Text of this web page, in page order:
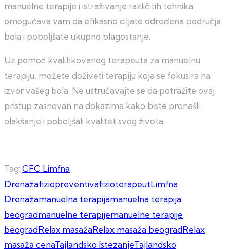
manuelne terapije i istraživanje različitih tehnika
omogućava vam da efikasno ciljate određena područja
bola i poboljšate ukupno blagostanje.
Uz pomoć kvalifikovanog terapeuta za manuelnu
terapiju, možete doživeti terapiju koja se fokusira na
izvor vašeg bola. Ne ustručavajte se da potražite ovaj
pristup zasnovan na dokazima kako biste pronašli
olakšanje i poboljšali kvalitet svog života.
Tag: CFC Limfna
DrenažafiziopreventivafizioterapeutLimfna
Drenažamanuelna terapijamanuelna terapija
beogradmanuelne terapijemanuelne terapije
beogradRelax masažaRelax masaža beogradRelax
masaža cenaTajlandsko IstezanjeTajlandsko